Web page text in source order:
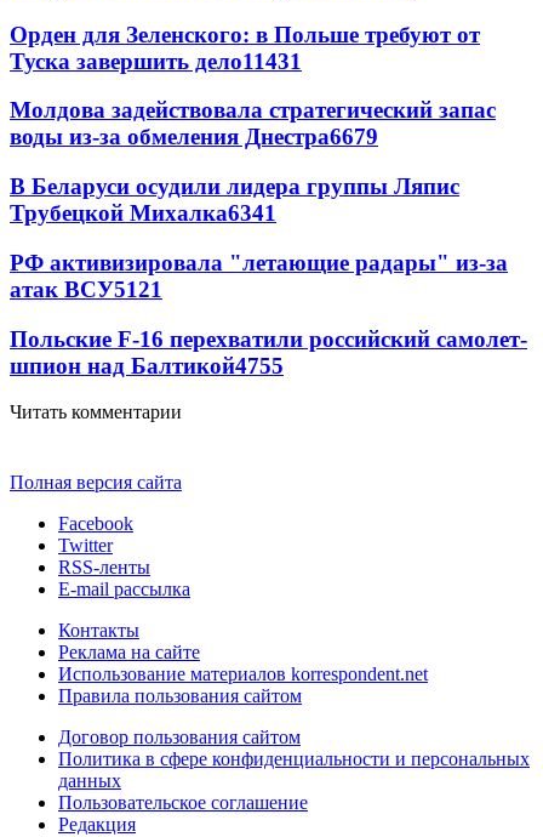
Орден для Зеленского: в Польше требуют от
Туска завершить дело11431
Молдова задействовала стратегический запас
воды из-за обмеления Днестра6679
В Беларуси осудили лидера группы Ляпис
Трубецкой Михалка6341
РФ активизировала "летающие радары" из-за
атак ВСУ5121
Польские F-16 перехватили российский самолет-
шпион над Балтикой4755
Читать комментарии
Полная версия сайта
Facebook
Twitter
RSS-ленты
E-mail рассылка
Контакты
Реклама на сайте
Использование материалов korrespondent.net
Правила пользования сайтом
Договор пользования сайтом
Политика в сфере конфиденциальности и персональных
данных
Пользовательское соглашение
Редакция